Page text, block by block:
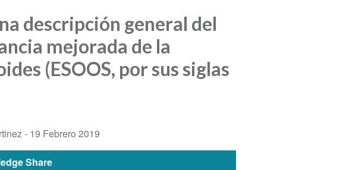
descripción general del
mejorada de la
(ESOOS, por sus siglas
- 19 Febrero 2019
Share